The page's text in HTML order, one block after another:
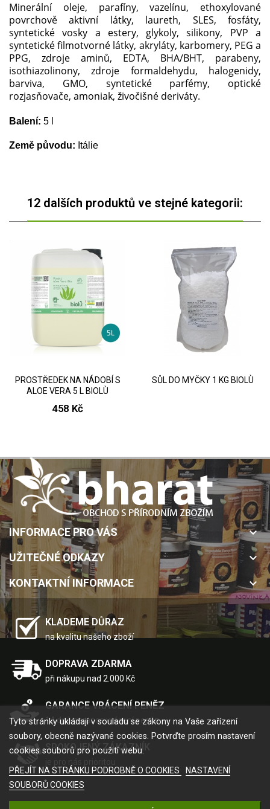
Minerální oleje, parafíny, vazelínu, ethoxylované
povrchově aktivní látky, laureth, SLES, fosfáty,
syntetické vosky a estery, glykoly, silikony, PVP a
syntetické filmotvorné látky, akryláty, karbomery, PEG a
PPG, zdroje aminů, EDTA, BHA/BHT, parabeny,
isothiazolinony, zdroje formaldehydu, halogenidy,
barviva, GMO, syntetické parfémy, optické
rozjasňovače, amoniak, živočišné deriváty.
Balení: 5 l
Země původu: Itálie
12 dalších produktů ve stejné kategorii:
PROSTŘEDEK NA NÁDOBÍ S
ALOE VERA 5 L BIOLÙ
458 Kč
SŮL DO MYČKY 1 KG BIOLÙ
INFORMACE PRO VÁS keyboard_arrow_down
UŽITEČNÉ ODKAZY keyboard_arrow_down
KONTAKTNÍ INFORMACE keyboard_arrow_down
Tyto stránky ukládají v souladu se zákony na Vaše zařízení
soubory, obecně nazývané cookies. Potvrďte prosím nastavení
cookies souborů pro použití webu.
PŘEJÍT NA STRÁNKU PODROBNĚ O COOKIES
NASTAVENÍ
SOUBORŮ COOKIES
KLADEME DŮRAZ
na kvalitu našeho zboží
DOPRAVA ZDARMA
při nákupu nad 2.000 Kč
GARANCE VRÁCENÍ PENĚZ
14 dnů garance vrácení peněz
SPOKOJENÝ ZÁKAZNÍK